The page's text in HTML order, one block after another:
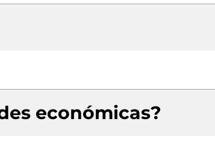
económicas?